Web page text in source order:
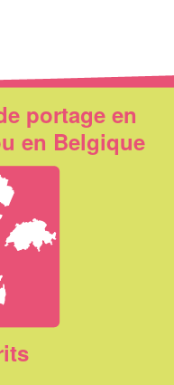
portage en
en Belgique